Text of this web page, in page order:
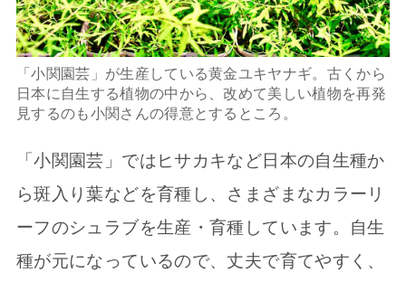
「小関園芸」が生産している黄金ユキヤナギ。古くから
日本に自生する植物の中から、改めて美しい植物を再発
見するのも小関さんの得意とするところ。
「小関園芸」ではヒサカキなど日本の自生種か
ら斑入り葉などを育種し、さまざまなカラーリ
ーフのシュラブを生産・育種しています。自生
種が元になっているので、丈夫で育てやすく、